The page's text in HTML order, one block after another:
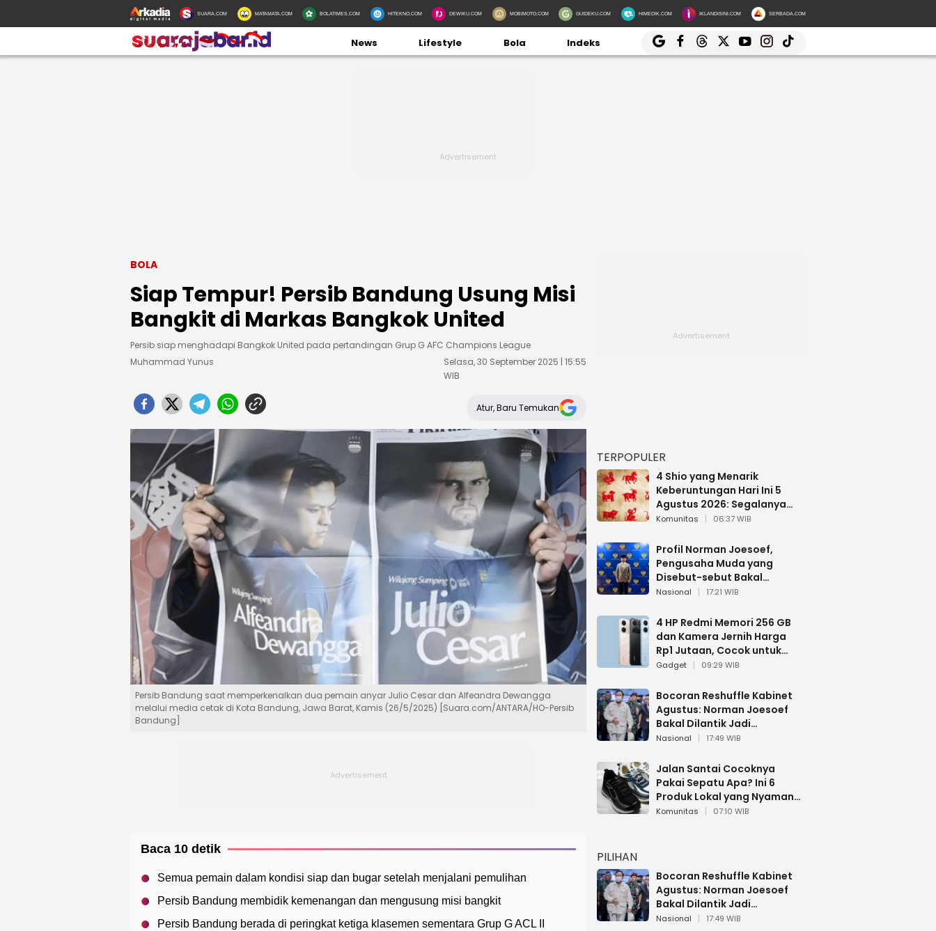
SUARA.COM MATAMATA.COM BOLATIMES.COM HITEKNO.COM DEWIKU.COM MOBIMOTO.COM GUIDEKU.COM HIMEDIK.COM IKLANDISINI.COM SERBADA.COM
News Lifestyle Bola Indeks
BOLA
Siap Tempur! Persib Bandung Usung Misi
Bangkit di Markas Bangkok United
Persib siap menghadapi Bangkok United pada pertandingan Grup G AFC Champions League
Muhammad Yunus
Selasa, 30 September 2025 | 15:55
WIB
Atur, Baru Temukan
Persib Bandung saat memperkenalkan dua pemain anyar Julio Cesar dan Alfeandra Dewangga
melalui media cetak di Kota Bandung, Jawa Barat, Kamis (26/5/2025) [Suara.com/ANTARA/HO-Persib
Bandung]
Baca 10 detik
Semua pemain dalam kondisi siap dan bugar setelah menjalani pemulihan
Persib Bandung membidik kemenangan dan mengusung misi bangkit
Persib Bandung berada di peringkat ketiga klasemen sementara Grup G ACL II
TERPOPULER
4 Shio yang Menarik
Keberuntungan Hari Ini 5
Agustus 2026: Segalanya
Berjalan Lancar
Komunitas 06:37 WIB
Profil Norman Joesoef,
Pengusaha Muda yang
Disebut-sebut Bakal
Dilantik Jadi Wamenhan RI
Nasional 17:21 WIB
4 HP Redmi Memori 256 GB
dan Kamera Jernih Harga
Rp1 Jutaan, Cocok untuk
Multitasking
Gadget 09:29 WIB
Bocoran Reshuffle Kabinet
Agustus: Norman Joesoef
Bakal Dilantik Jadi
Wamenhan RI
Nasional 17:49 WIB
Jalan Santai Cocoknya
Pakai Sepatu Apa? Ini 6
Produk Lokal yang Nyaman
Buat 17 Agustusan
Komunitas 07:10 WIB
PILIHAN
Bocoran Reshuffle Kabinet
Agustus: Norman Joesoef
Bakal Dilantik Jadi
Wamenhan RI
Nasional 17:49 WIB